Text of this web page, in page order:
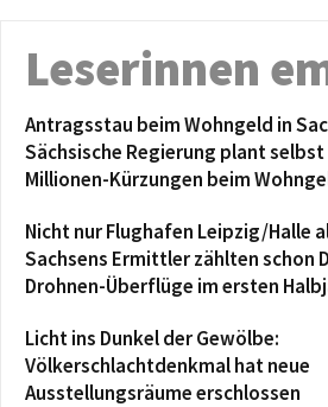
Leserinnen
Antragsstau beim Wohngeld in
Sächsische Regierung plant
Millionen-Kürzungen beim
Nicht nur Flughafen Leipzig/Halle
Sachsens Ermittler zählten schon
Drohnen-Überflüge im ersten
Licht ins Dunkel der Gewölbe:
Völkerschlachtdenkmal hat neue
Ausstellungsräume erschlossen